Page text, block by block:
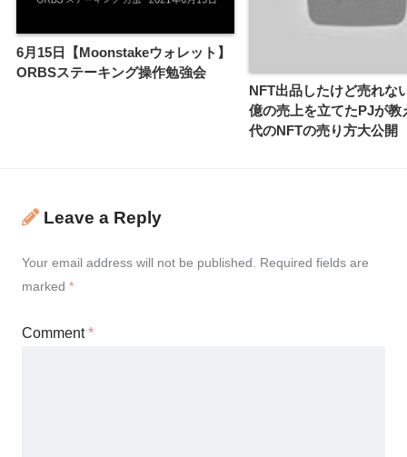
6月15日【Moonstakeウォレット】
ORBSステーキング操作勉強会
NFT出品したけど売れな
億の売上を立てたPJが教
代のNFTの売り方大公開
Leave a Reply
Your email address will not be published. Required fields are
marked *
Comment*